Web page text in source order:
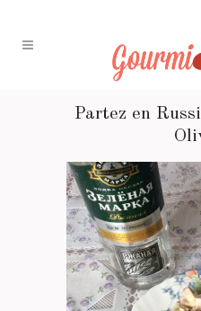
Partez en